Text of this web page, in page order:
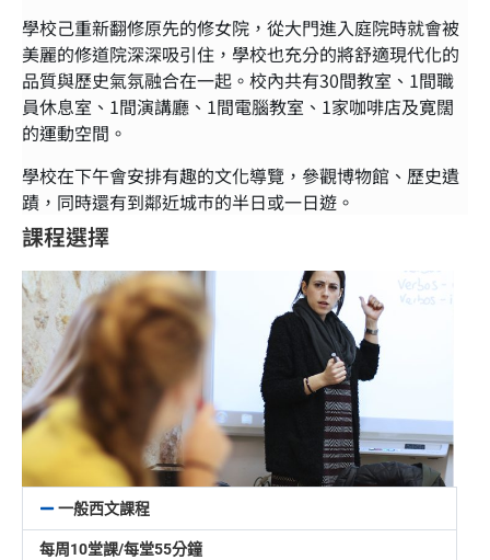
學校己重新翻修原先的修女院，從大門進入庭院時就會被
美麗的修道院深深吸引住，學校也充分的將舒適現代化的
品質與歷史氣氛融合在一起。校內共有30間教室、1間職
員休息室、1間演講廳、1間電腦教室、1家咖啡店及寛闊
的運動空間。
學校在下午會安排有趣的文化導覽，參觀博物館、歷史遺
蹟，同時還有到鄰近城巿的半日或一日遊。
課程選擇
一般西文課程
每周10堂課/每堂55分鐘